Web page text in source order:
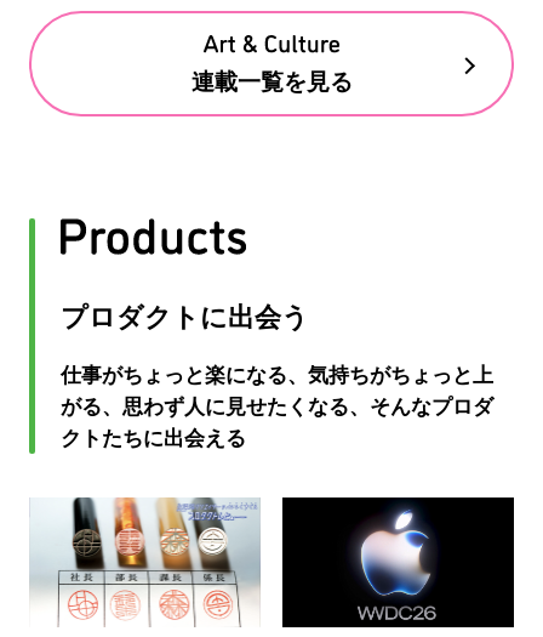
連載一覧を見る
プロダクトに出会う
仕事がちょっと楽になる、気持ちがちょっと上
がる、思わず人に見せたくなる、そんなプロダ
クトたちに出会える